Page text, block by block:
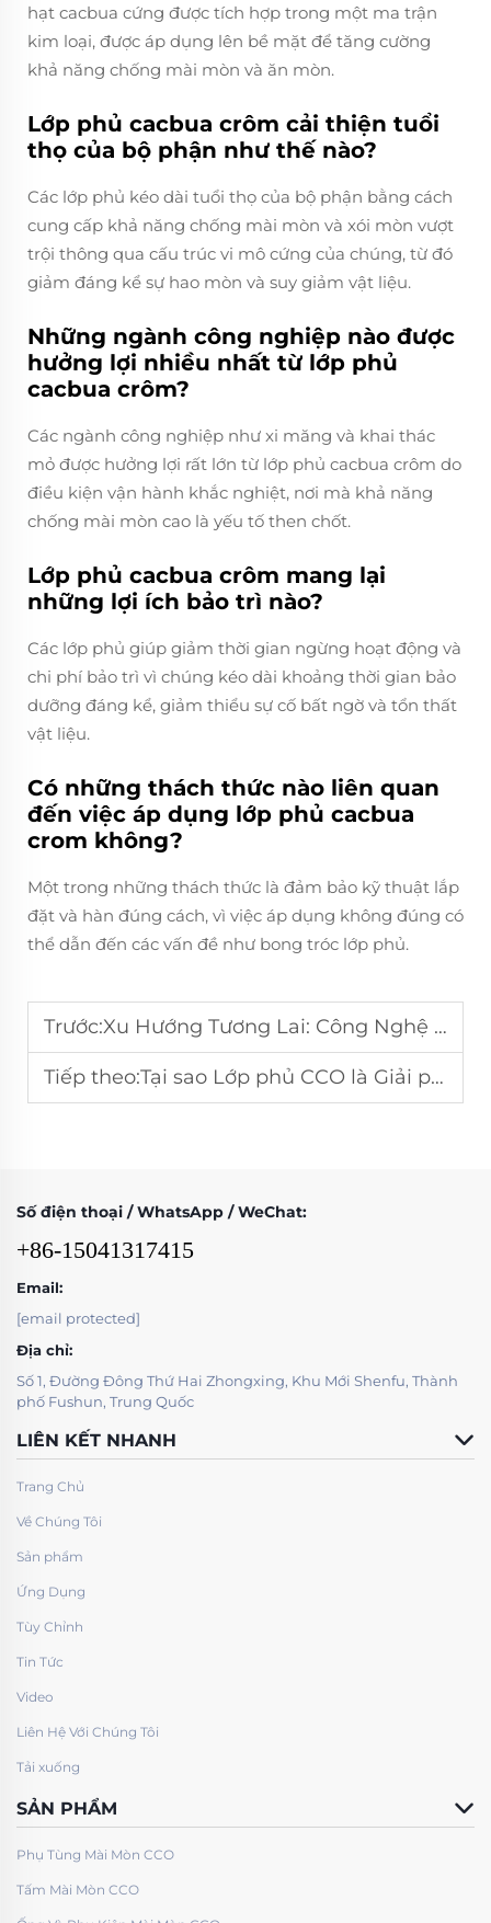
hạt cacbua cứng được tích hợp trong một ma trận
kim loại, được áp dụng lên bề mặt để tăng cường
khả năng chống mài mòn và ăn mòn.
Lớp phủ cacbua crôm cải thiện tuổi
thọ của bộ phận như thế nào?
Các lớp phủ kéo dài tuổi thọ của bộ phận bằng cách
cung cấp khả năng chống mài mòn và xói mòn vượt
trội thông qua cấu trúc vi mô cứng của chúng, từ đó
giảm đáng kể sự hao mòn và suy giảm vật liệu.
Những ngành công nghiệp nào được
hưởng lợi nhiều nhất từ lớp phủ
cacbua crôm?
Các ngành công nghiệp như xi măng và khai thác
mỏ được hưởng lợi rất lớn từ lớp phủ cacbua crôm do
điều kiện vận hành khắc nghiệt, nơi mà khả năng
chống mài mòn cao là yếu tố then chốt.
Lớp phủ cacbua crôm mang lại
những lợi ích bảo trì nào?
Các lớp phủ giúp giảm thời gian ngừng hoạt động và
chi phí bảo trì vì chúng kéo dài khoảng thời gian bảo
dưỡng đáng kể, giảm thiểu sự cố bất ngờ và tổn thất
vật liệu.
Có những thách thức nào liên quan
đến việc áp dụng lớp phủ cacbua
crom không?
Một trong những thách thức là đảm bảo kỹ thuật lắp
đặt và hàn đúng cách, vì việc áp dụng không đúng có
thể dẫn đến các vấn đề như bong tróc lớp phủ.
Trước:Xu Hướng Tương Lai: Công Nghệ Hàn CCO Tiên Tiến Cải Thiện Độ Bền
Tiếp theo:Tại sao Lớp phủ CCO là Giải pháp Tốt nhất để Bảo vệ Bàn Nghiền
Số điện thoại / WhatsApp / WeChat:
+86-15041317415
Email:
[email protected]
Địa chỉ:
Số 1, Đường Đông Thứ Hai Zhongxing, Khu Mới Shenfu, Thành
phố Fushun, Trung Quốc
LIÊN KẾT NHANH
Trang Chủ
Về Chúng Tôi
Sản phẩm
Ứng Dụng
Tùy Chỉnh
Tin Tức
Video
Liên Hệ Với Chúng Tôi
Tải xuống
SẢN PHẨM
Phụ Tùng Mài Mòn CCO
Tấm Mài Mòn CCO